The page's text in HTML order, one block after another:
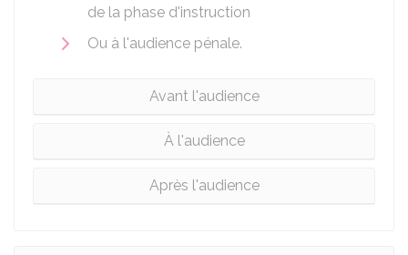
de la phase d'instruction
Ou à l'audience pénale.
Avant l'audience
À l'audience
Après l'audience